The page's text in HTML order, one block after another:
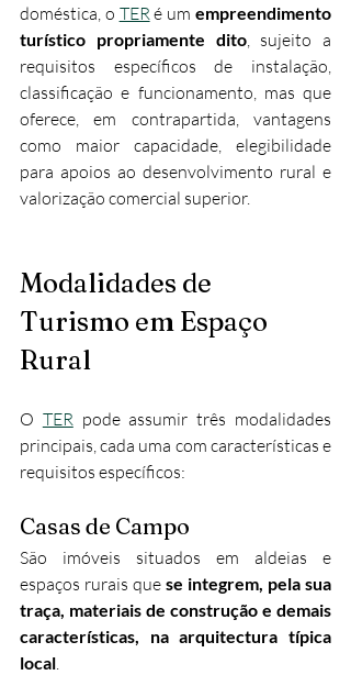
doméstica, o TER é um empreendimento
turístico propriamente dito, sujeito a
requisitos específicos de instalação,
classificação e funcionamento, mas que
oferece, em contrapartida, vantagens
como maior capacidade, elegibilidade
para apoios ao desenvolvimento rural e
valorização comercial superior.
Modalidades de
Turismo em Espaço
Rural
O TER pode assumir três modalidades
principais, cada uma com características e
requisitos específicos:
Casas de Campo
São imóveis situados em aldeias e
espaços rurais que se integrem, pela sua
traça, materiais de construção e demais
características, na arquitectura típica
local.